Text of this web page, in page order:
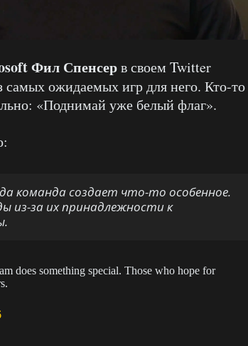
Фил Спенсерв своем Twitter
самых ожидаемых игр для него. Кто-то
«Поднимай уже белый флаг».
команда создает что-то особенное.
из-за их принадлежности к
does something special. Those who hope for